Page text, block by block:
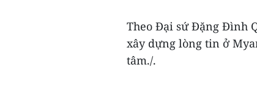
Theo Đại sứ Đặng Đình
xây dựng lòng tin ở
tâm./.